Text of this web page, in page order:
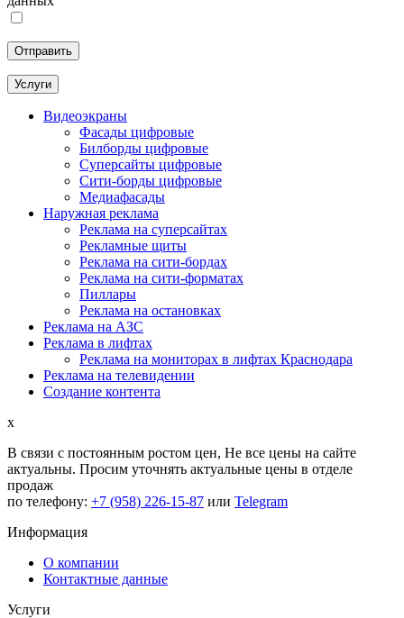
Услуги
Видеоэкраны
Фасады цифровые
Билборды цифровые
Суперсайты цифровые
Сити-борды цифровые
Медиафасады
Наружная реклама
Реклама на суперсайтах
Рекламные щиты
Реклама на сити-бордах
Реклама на сити-форматах
Пиллары
Реклама на остановках
Реклама на АЗС
Реклама в лифтах
Реклама на мониторах в лифтах Краснодара
Реклама на телевидении
Создание контента
x
В связи с постоянным ростом цен, Не все цены на сайте
актуальны. Просим уточнять актуальные цены в отделе
продаж
по телефону: +7 (958) 226-15-87 или Telegram
Информация
О компании
Контактные данные
Услуги